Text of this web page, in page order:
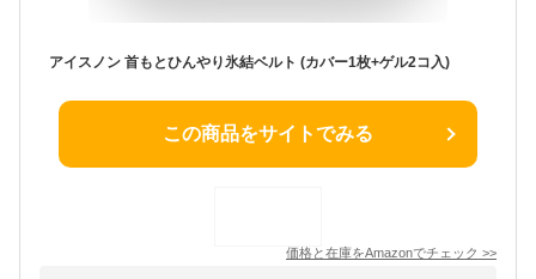
アイスノン 首もとひんやり氷結ベルト (カバー1枚+ゲル2コ入)
この商品をサイトでみる
価格と在庫をAmazonでチェック >>